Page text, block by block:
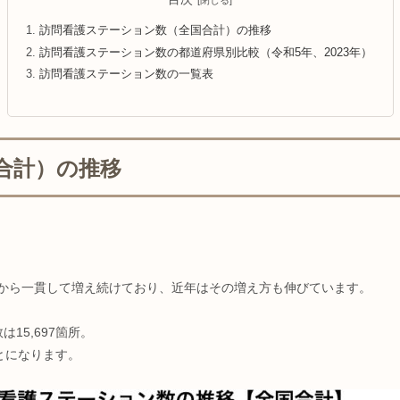
訪問看護ステーション数（全国合計）の推移
訪問看護ステーション数の都道府県別比較（令和5年、2023年）
訪問看護ステーション数の一覧表
計）の推移
一貫して増え続けており、近年はその増え方も伸びています。
15,697箇所。
なります。